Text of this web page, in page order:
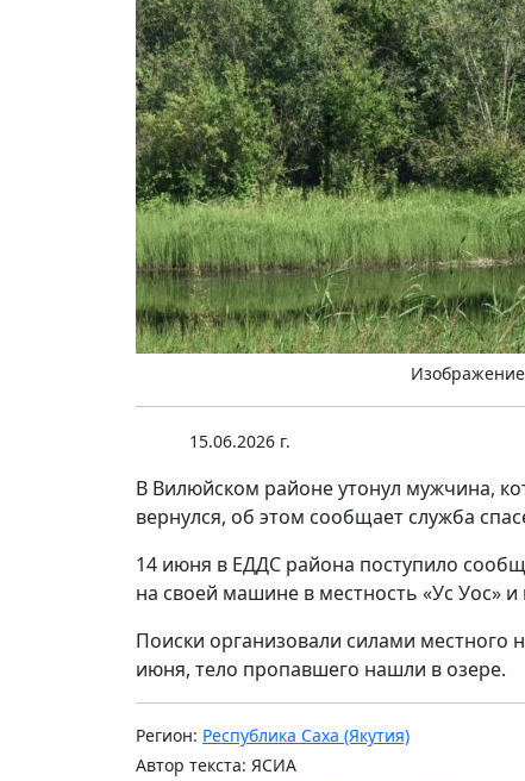
15.06.2026 г.
В Вилюйском районе утонул мужчина,
вернулся, об этом сообщает служба
14 июня в ЕДДС района поступило
на своей машине в местность «Ус Уос» и
Поиски организовали силами местного
июня, тело пропавшего нашли в озере.
Регион: Республика Саха (Якутия)
Автор текста: ЯСИА